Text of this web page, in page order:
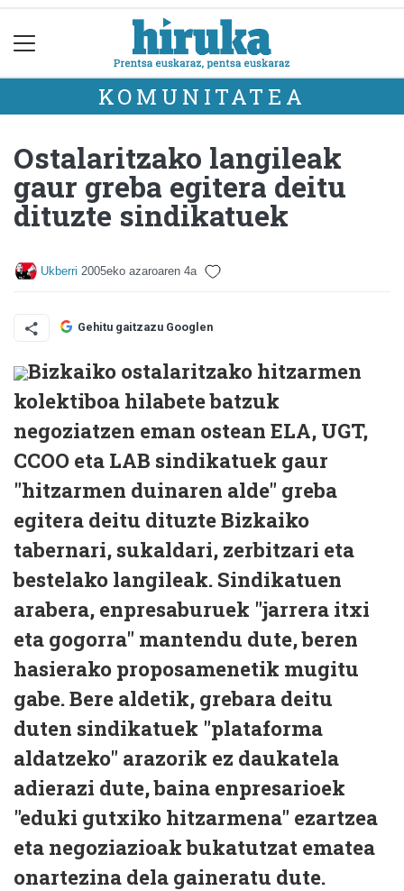
KOMUNITATEA
Ostalaritzako langileak
gaur greba egitera deitu
dituzte sindikatuek
Ukberri 2005eko azaroaren 4a
Gehitu gaitzazu Googlen
Bizkaiko ostalaritzako hitzarmen
kolektiboa hilabete batzuk
negoziatzen eman ostean ELA, UGT,
CCOO eta LAB sindikatuek gaur
"hitzarmen duinaren alde" greba
egitera deitu dituzte Bizkaiko
tabernari, sukaldari, zerbitzari eta
bestelako langileak. Sindikatuen
arabera, enpresaburuek "jarrera itxi
eta gogorra" mantendu dute, beren
hasierako proposamenetik mugitu
gabe. Bere aldetik, grebara deitu
duten sindikatuek "plataforma
aldatzeko" arazorik ez daukatela
adierazi dute, baina enpresarioek
"eduki gutxiko hitzarmena" ezartzea
eta negoziazioak bukatutzat ematea
onartezina dela gaineratu dute.